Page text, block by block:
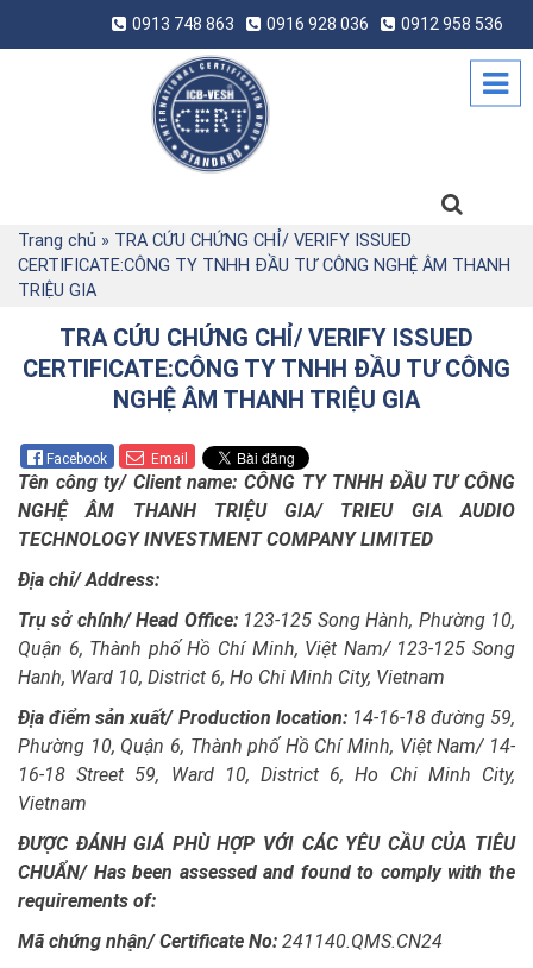
0913 748 863 0916 928 036 0912 958 536
Trang chủ » TRA CỨU CHỨNG CHỈ/ VERIFY ISSUED
CERTIFICATE:CÔNG TY TNHH ĐẦU TƯ CÔNG NGHỆ ÂM THANH
TRIỆU GIA
TRA CỨU CHỨNG CHỈ/ VERIFY ISSUED
CERTIFICATE:CÔNG TY TNHH ĐẦU TƯ CÔNG
NGHỆ ÂM THANH TRIỆU GIA
Facebook Email
Tên công ty/ Client name: CÔNG TY TNHH ĐẦU TƯ CÔNG
NGHỆ ÂM THANH TRIỆU GIA/ TRIEU GIA AUDIO
TECHNOLOGY INVESTMENT COMPANY LIMITED
Địa chỉ/ Address:
Trụ sở chính/ Head Office:123-125 Song Hành, Phường 10,
Quận 6, Thành phố Hồ Chí Minh, Việt Nam/ 123-125 Song
Hanh, Ward 10, District 6, Ho Chi Minh City, Vietnam
Địa điểm sản xuất/ Production location:14-16-18 đường 59,
Phường 10, Quận 6, Thành phố Hồ Chí Minh, Việt Nam/ 14-
16-18 Street 59, Ward 10, District 6, Ho Chi Minh City,
Vietnam
ĐƯỢC ĐÁNH GIÁ PHÙ HỢP VỚI CÁC YÊU CẦU CỦA TIÊU
CHUẨN/ Has been assessed and found to comply with the
requirements of:
Mã chứng nhận/ Certificate No: 241140.QMS.CN24